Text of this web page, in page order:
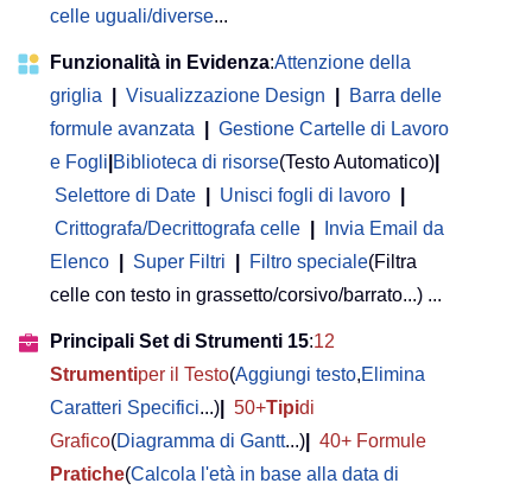
celle uguali/diverse...
Funzionalità in Evidenza:Attenzione della
griglia
Visualizzazione Design
Barra delle
formule avanzata
Gestione Cartelle di Lavoro
e Fogli Biblioteca di risorse(Testo Automatico)
Selettore di Date
Unisci fogli di lavoro
Crittografa/Decrittografa celle
Invia Email da
Elenco
Super Filtri Filtro speciale(Filtra
celle con testo in grassetto/corsivo/barrato...) ...
Principali Set di Strumenti 15:12
Strumentiper il Testo(Aggiungi testo,Elimina
Caratteri Specifici...) 50+Tipidi
Grafico(Diagramma di Gantt...)
40+ Formule
Pratiche(Calcola l'età in base alla data di